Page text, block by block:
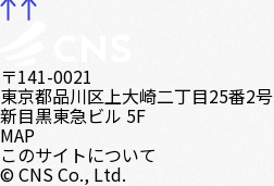
〒141-0021
東京都品川区上大崎二丁目25番2号
新目黒東急ビル 5F
MAP
このサイトについて
© CNS Co., Ltd.